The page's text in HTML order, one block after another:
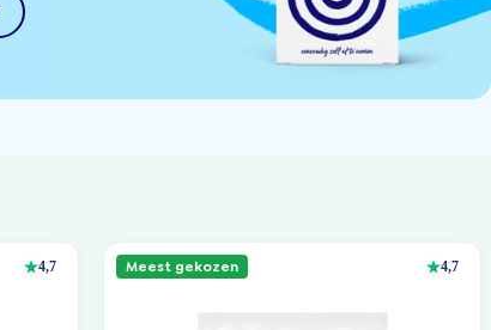
4,7 Meest gekozen 4,7